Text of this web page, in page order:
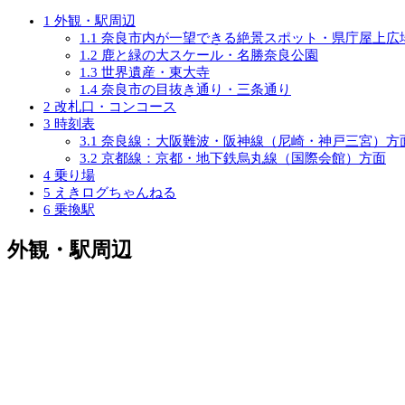
1 外観・駅周辺
1.1 奈良市内が一望できる絶景スポット・県庁屋上広
1.2 鹿と緑の大スケール・名勝奈良公園
1.3 世界遺産・東大寺
1.4 奈良市の目抜き通り・三条通り
2 改札口・コンコース
3 時刻表
3.1 奈良線：大阪難波・阪神線（尼崎・神戸三宮）方
3.2 京都線：京都・地下鉄烏丸線（国際会館）方面
4 乗り場
5 えきログちゃんねる
6 乗換駅
外観・駅周辺